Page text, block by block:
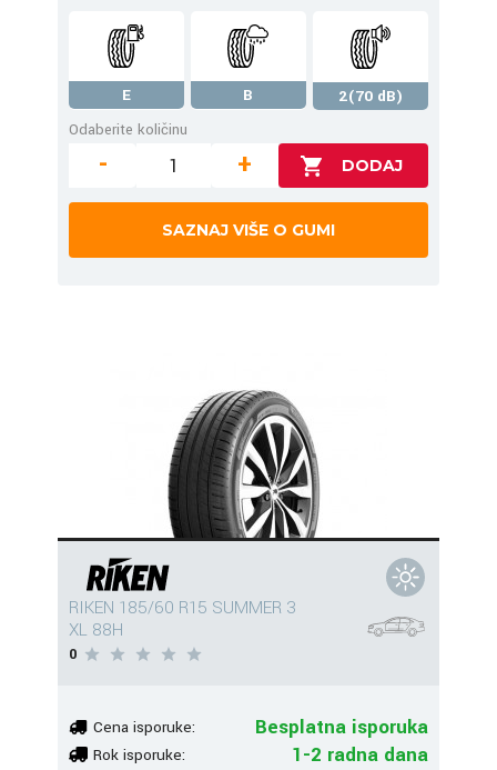
E B
2(70 dB)
Odaberite količinu
- +
SAZNAJ VIŠE O GUMI
RIKEN 185/60 R15 SUMMER 3
XL 88H
0
Cena isporuke: Besplatna isporuka
Rok isporuke: 1-2 radna dana